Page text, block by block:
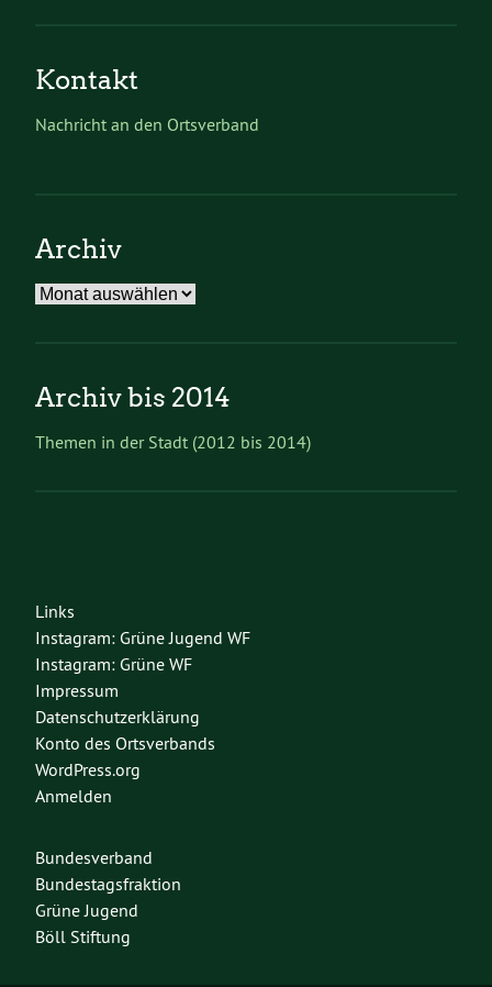
Kontakt
Nachricht an den Ortsverband
Archiv
Archiv
Archiv bis 2014
Themen in der Stadt (2012 bis 2014)
Links
Instagram: Grüne Jugend WF
Instagram: Grüne WF
Impressum
Datenschutzerklärung
Konto des Ortsverbands
WordPress.org
Anmelden
Bundesverband
Bundestagsfraktion
Grüne Jugend
Böll Stiftung